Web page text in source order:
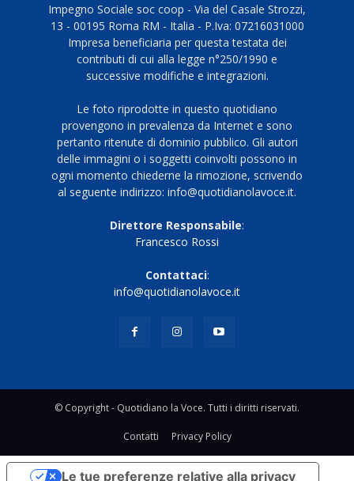
Impegno Sociale soc coop - Via del Casale Strozzi,
13 - 00195 Roma RM - Italia - P.Iva: 07216031000
Impresa beneficiaria per questa testata dei
contributi di cui alla legge n°250/1990 e
successive modifiche e integrazioni.
Le foto riprodotte in questo quotidiano
provengono in prevalenza da Internet e sono
pertanto ritenute di dominio pubblico. Gli autori
delle immagini o i soggetti coinvolti possono in
ogni momento chiederne la rimozione, scrivendo
al seguente indirizzo: info@quotidianolavoce.it.
Direttore Responsabile:
Francesco Rossi
Contattaci:
info@quotidianolavoce.it
© Copyright - Quotidiano la Voce. Tutti i diritti riservati.
Contatti Privacy Policy
Le tue preferenze relative alla privacy